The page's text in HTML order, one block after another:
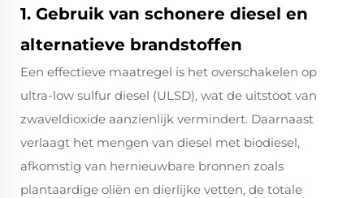
1. Gebruik van schonere diesel en
alternatieve brandstoffen
Een effectieve maatregel is het overschakelen op
ultra-low sulfur diesel (ULSD), wat de uitstoot van
zwaveldioxide aanzienlijk vermindert. Daarnaast
verlaagt het mengen van diesel met biodiesel,
afkomstig van hernieuwbare bronnen zoals
plantaardige oliën en dierlijke vetten, de totale